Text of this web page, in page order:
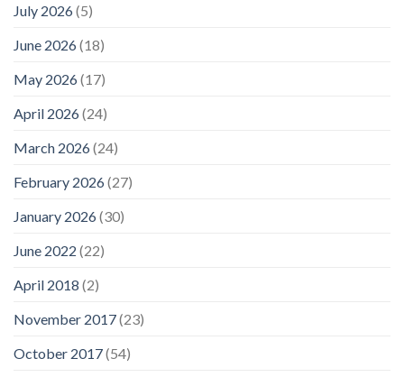
July 2026(5)
June 2026(18)
May 2026(17)
April 2026(24)
March 2026(24)
February 2026(27)
January 2026(30)
June 2022 (22)
April 2018 (2)
November 2017(23)
October 2017(54)